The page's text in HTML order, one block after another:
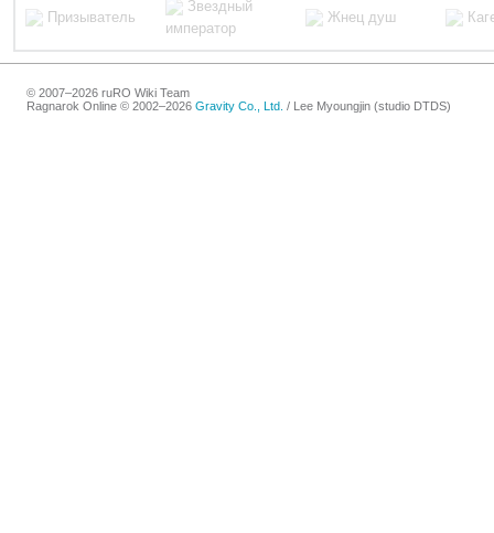
Призыватель
Звездный
император
Жнец душ
© 2007–2026 ruRO Wiki Team
Ragnarok Online © 2002–2026 Gravity Co., Ltd. / Lee Myoungjin (studio DTDS)